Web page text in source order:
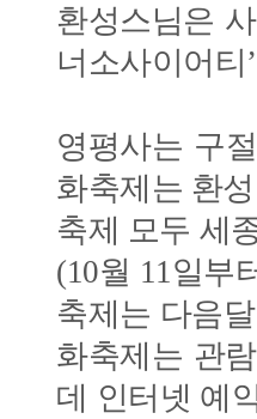
환성스님은
너소사이어티
영평사는 구
화축제는 환
축제 모두 세
(10월 11일부
축제는 다음
화축제는 관
데 인터넷 예